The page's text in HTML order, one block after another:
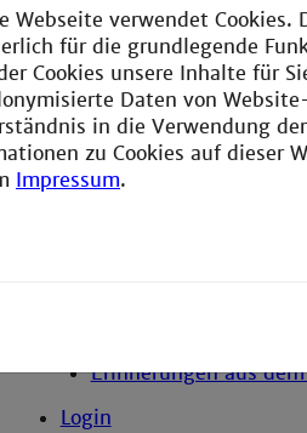
Links in Bio
Abschlussarbeiten
Abschlussarbeiten_V1
Absolventen 2020/2021
Glückwünsche aus
Erinnerungen aus
Login
Webseite verwendet
für die grundlegende
Cookies unsere Inhalte für
Daten von
in die Verwendung
zu Cookies auf dieser
Impressum.